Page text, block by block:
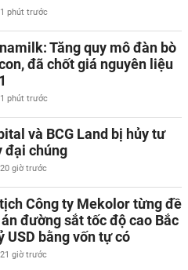
1 phút trước
Tăng quy mô đàn bò
đã chốt giá nguyên liệu
1 phút trước
và BCG Land bị hủy tư
đại chúng
20 giờ trước
Công ty Mekolor từng đề
đường sắt tốc độ cao Bắc
USD bằng vốn tự có
21 giờ trước